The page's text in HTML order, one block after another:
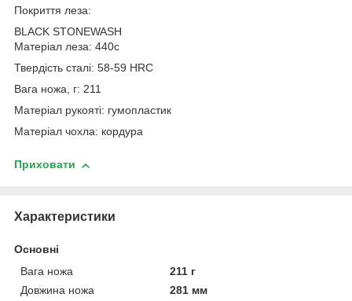
Покриття леза:
BLACK STONEWASH
Матеріал леза: 440c
Твердість сталі: 58-59 HRC
Вага ножа, г: 211
Матеріал рукояті: гумопластик
Матеріал чохла: кордура
Приховати
Характеристики
Основні
Вага ножа
211 г
Довжина ножа
281 мм